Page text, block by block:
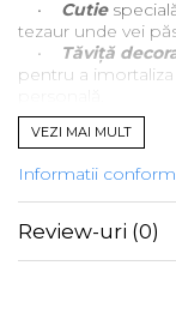
• Cutie
tezaur unde vei
•
Tăviță
pentru a
Cu un design floral
elegante, acest
după dorința ta,
frumusețea
Alege eleganța și
aduce bucurie și
sărbatorite.
VEZI MAI MULT
Informatii
Review-uri (0)